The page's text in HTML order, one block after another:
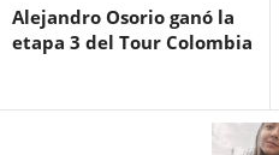
Alejandro Osorio ganó la
etapa 3 del Tour Colombia